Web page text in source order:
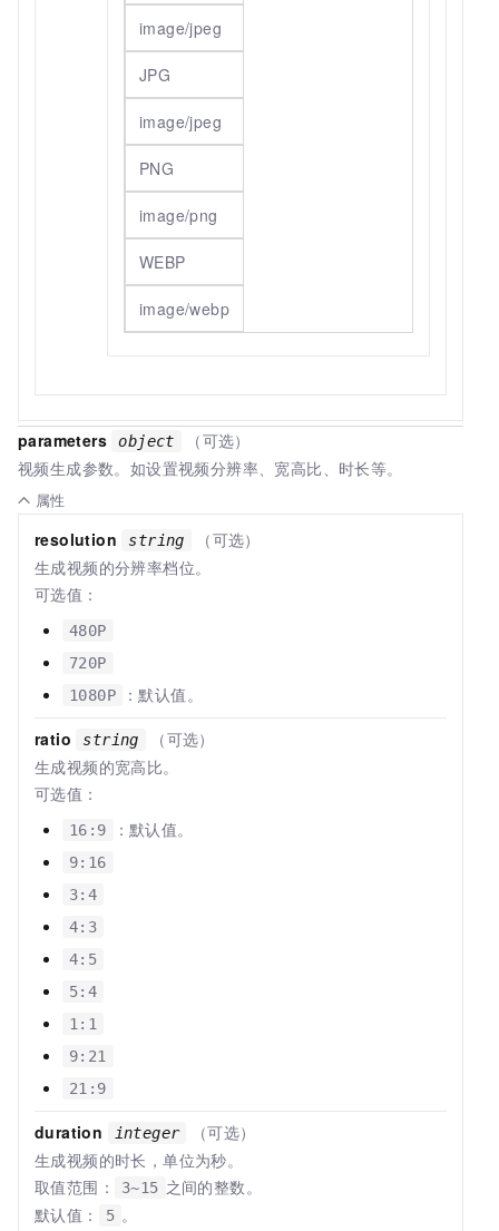
image/jpeg
JPG
image/jpeg
PNG
image/png
WEBP
image/webp
parameters object
（可选）
视频生成参数。如设置视频分辨率、宽高比、时长等。
属性
resolution string
（可选）
生成视频的分辨率档位。
可选值：
480P
720P
1080P
：默认值。
ratio
string
（可选）
生成视频的宽高比。
可选值：
16:9 ：默认值。
9:16
3:4
4:3
4:5
5:4
1:1
9:21
21:9
duration integer
（可选）
生成视频的时长，单位为秒。
取值范围：
3~15 之间的整数。
默认值：
5 。